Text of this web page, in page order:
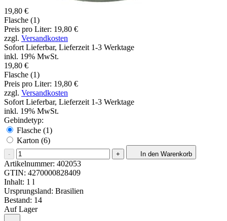
19,80 €
Flasche (1)
Preis pro Liter: 19,80 €
zzgl. Versandkosten
Sofort Lieferbar, Lieferzeit 1-3 Werktage
inkl. 19% MwSt.
19,80 €
Flasche (1)
Preis pro Liter: 19,80 €
zzgl. Versandkosten
Sofort Lieferbar, Lieferzeit 1-3 Werktage
inkl. 19% MwSt.
Gebindetyp:
Flasche (1)
Karton (6)
- + In den Warenkorb
Artikelnummer: 402053
GTIN: 4270000828409
Inhalt: 1 l
Ursprungsland: Brasilien
Bestand: 14
Auf Lager